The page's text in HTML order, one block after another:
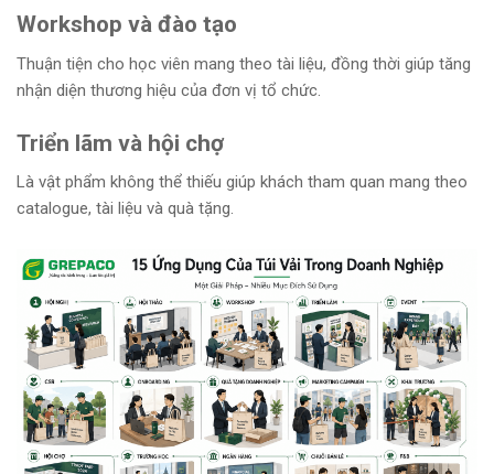
Workshop và đào tạo
Thuận tiện cho học viên mang theo tài liệu, đồng thời giúp tăng
nhận diện thương hiệu của đơn vị tổ chức.
Triển lãm và hội chợ
Là vật phẩm không thể thiếu giúp khách tham quan mang theo
catalogue, tài liệu và quà tặng.